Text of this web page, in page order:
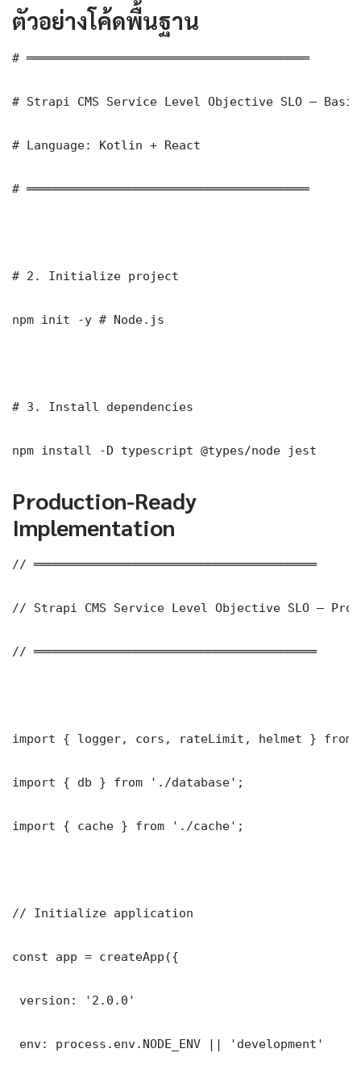
ตัวอย่างโค้ดพื้นฐาน
# ═══════════════════════════════════════
# Strapi CMS Service Level Objective SLO —
# Language: Kotlin + React
# ═══════════════════════════════════════
# 2. Initialize project
npm init -y # Node.js
# 3. Install dependencies
npm install -D typescript @types/node jest
Production-Ready
Implementation
// ═══════════════════════════════════════
// Strapi CMS Service Level Objective SLO —
// ═══════════════════════════════════════
import { logger, cors, rateLimit, helmet } from
import { db } from './database';
import { cache } from './cache';
// Initialize application
const app = createApp({
version: '2.0.0'
env: process.env.NODE_ENV || 'development'